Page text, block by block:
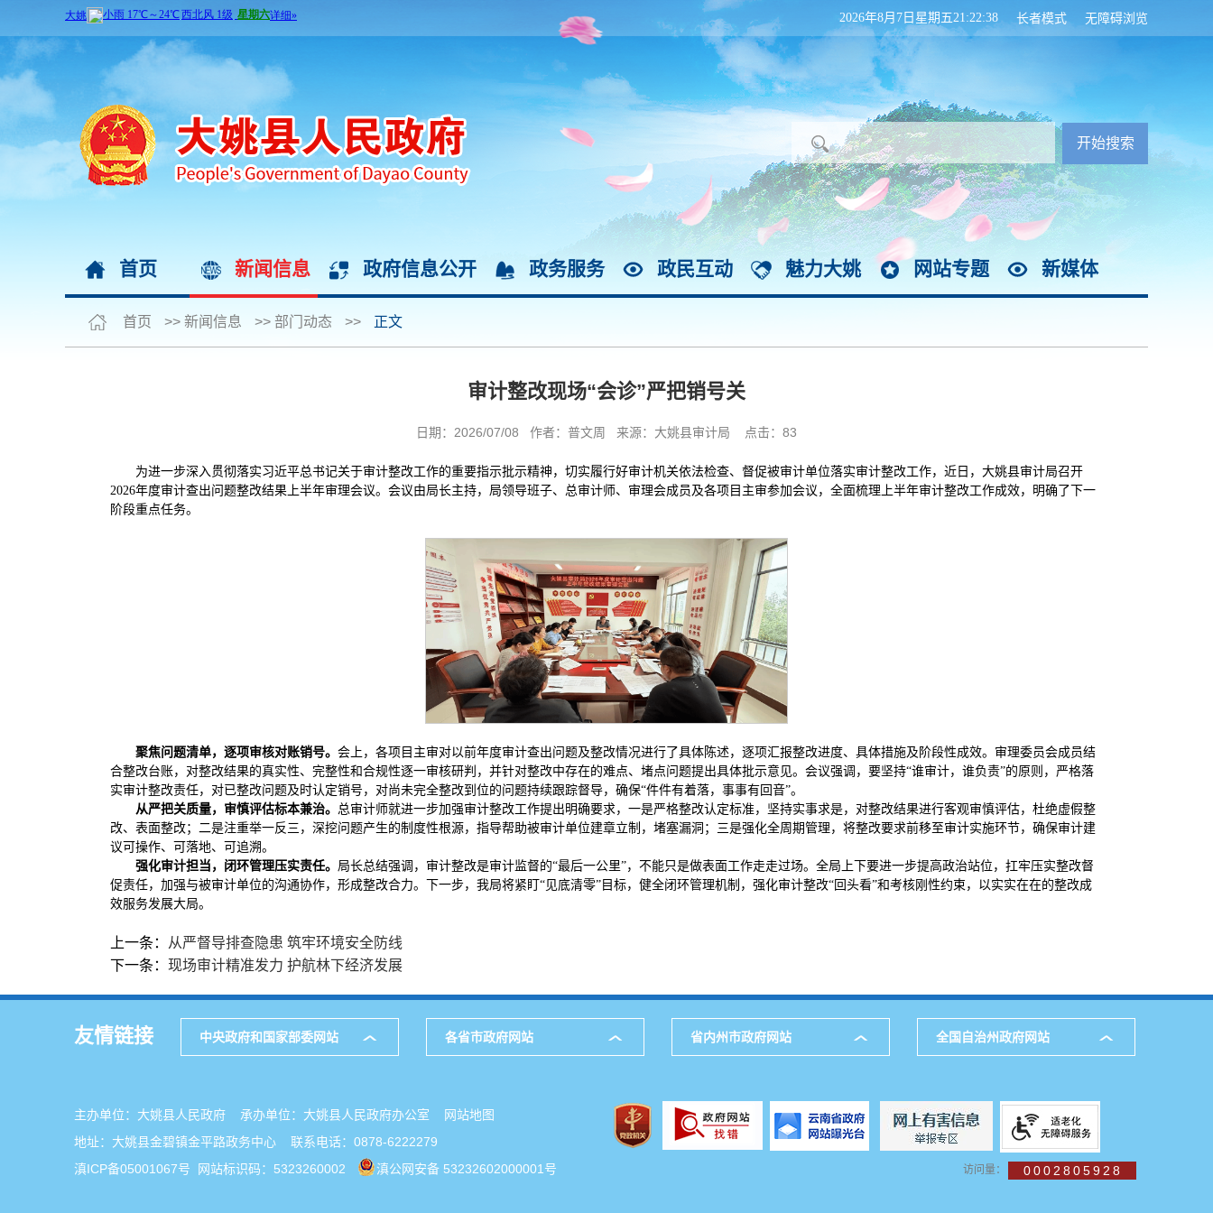
无障碍浏览
长者模式
2026年8月7日星期五21:22:39
首页 新闻信息 政府信息公开 政务服务 政民互动 魅力大姚 网站专题 新媒体
首页 >> 新闻信息 >> 部门动态 >> 正文
审计整改现场“会诊”严把销号关
日期：2026/07/08 作者：普文周 来源：大姚县审计局 点击： 83
为进一步深入贯彻落实习近平总书记关于审计整改工作的重要指示批示精神，切实履行好审计机关依法检查、督促被审计单位落实审计整改工作，近日，大姚县审计局召开
2026年度审计查出问题整改结果上半年审理会议。会议由局长主持，局领导班子、总审计师、审理会成员及各项目主审参加会议，全面梳理上半年审计整改工作成效，明确了下一
阶段重点任务。
聚焦问题清单，逐项审核对账销号。 会上，各项目主审对以前年度审计查出问题及整改情况进行了具体陈述，逐项汇报整改进度、具体措施及阶段性成效。审理委员会成员结
合整改台账，对整改结果的真实性、完整性和合规性逐一审核研判，并针对整改中存在的难点、堵点问题提出具体批示意见。会议强调，要坚持“谁审计，谁负责”的原则，严格落
实审计整改责任，对已整改问题及时认定销号，对尚未完全整改到位的问题持续跟踪督导，确保“件件有着落，事事有回音”。
从严把关质量，审慎评估标本兼治。 总审计师就进一步加强审计整改工作提出明确要求，一是严格整改认定标准，坚持实事求是，对整改结果进行客观审慎评估，杜绝虚假整
改、表面整改；二是注重举一反三，深挖问题产生的制度性根源，指导帮助被审计单位建章立制，堵塞漏洞；三是强化全周期管理，将整改要求前移至审计实施环节，确保审计建
议可操作、可落地、可追溯。
强化审计担当，闭环管理压实责任。 局长总结强调，审计整改是审计监督的“最后一公里”，不能只是做表面工作走走过场。全局上下要进一步提高政治站位，扛牢压实整改督
促责任，加强与被审计单位的沟通协作，形成整改合力。下一步，我局将紧盯“见底清零”目标，健全闭环管理机制，强化审计整改“回头看”和考核刚性约束，以实实在在的整改成
效服务发展大局。
上一条：
从严督导排查隐患 筑牢环境安全防线
下一条： 现场审计精准发力 护航林下经济发展
友情链接 中央政府和国家部委网站 各省市政府网站 省内州市政府网站 全国自治州政府网站
主办单位：大姚县人民政府 承办单位：大姚县人民政府办公室
网站地图
地址：大姚县金碧镇金平路政务中心 联系电话：0878-6222279
滇ICP备05001067号 网站标识码：5323260002 滇公网安备 53232602000001号 访问量： 0002805928